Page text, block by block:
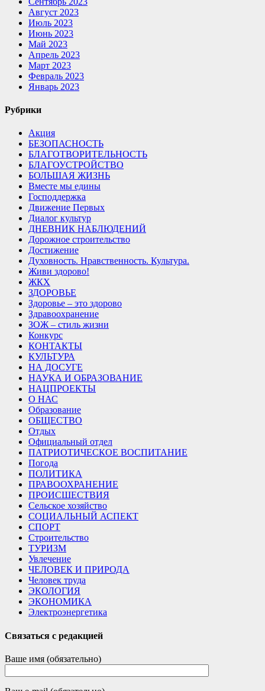
Август 2023
Июль 2023
Июнь 2023
Май 2023
Апрель 2023
Март 2023
Февраль 2023
Январь 2023
Рубрики
Акция
БЕЗОПАСНОСТЬ
БЛАГОТВОРИТЕЛЬНОСТЬ
БЛАГОУСТРОЙСТВО
БОЛЬШАЯ ЖИЗНЬ
Вместе мы едины
Господдержка
Движение Первых
Диалог культур
ДНЕВНИК НАБЛЮДЕНИЙ
Дорожное строительство
Достижение
Духовность. Нравственность. Культура.
Живи здорово!
ЖКХ
ЗДОРОВЬЕ
Здоровье – это здорово
Здравоохранение
ЗОЖ – стиль жизни
Конкурс
КОНТАКТЫ
КУЛЬТУРА
НА ДОСУГЕ
НАУКА И ОБРАЗОВАНИЕ
НАЦПРОЕКТЫ
О НАС
Образование
ОБЩЕСТВО
Отдых
Официальный отдел
ПАТРИОТИЧЕСКОЕ ВОСПИТАНИЕ
Погода
ПОЛИТИКА
ПРАВООХРАНЕНИЕ
ПРОИСШЕСТВИЯ
Сельское хозяйство
СОЦИАЛЬНЫЙ АСПЕКТ
СПОРТ
Строительство
ТУРИЗМ
Увлечение
ЧЕЛОВЕК И ПРИРОДА
Человек труда
ЭКОЛОГИЯ
ЭКОНОМИКА
Электроэнергетика
Связаться с редакцией
Ваше имя (обязательно)